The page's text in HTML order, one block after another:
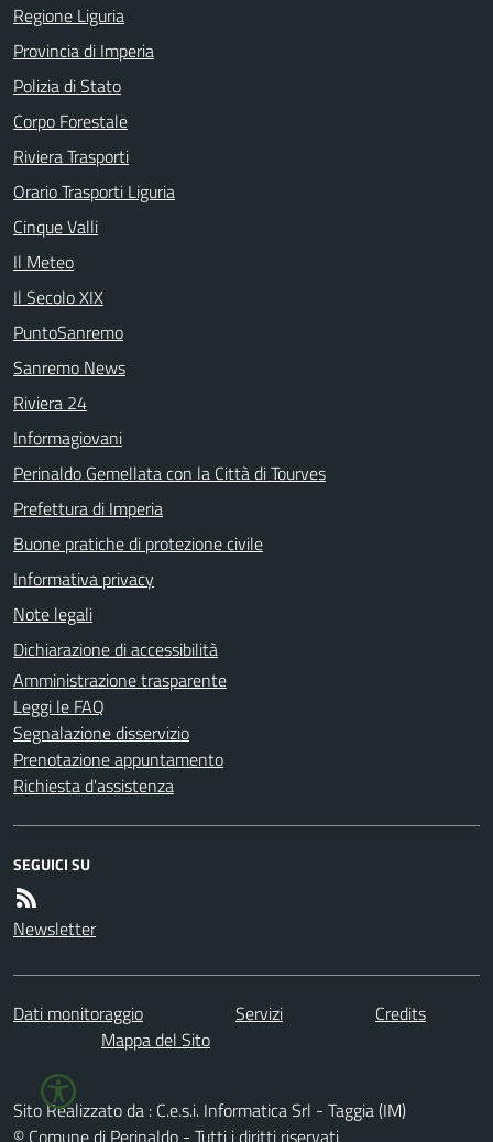
Regione Liguria
Provincia di Imperia
Polizia di Stato
Corpo Forestale
Riviera Trasporti
Orario Trasporti Liguria
Cinque Valli
Il Meteo
Il Secolo XIX
PuntoSanremo
Sanremo News
Riviera 24
Informagiovani
Perinaldo Gemellata con la Città di Tourves
Prefettura di Imperia
Buone pratiche di protezione civile
Informativa privacy
Note legali
Dichiarazione di accessibilità
Amministrazione trasparente
Leggi le FAQ
Segnalazione disservizio
Prenotazione appuntamento
Richiesta d'assistenza
SEGUICI SU
Newsletter
Dati monitoraggio Servizi
Credits
Mappa del Sito
Sito Realizzato da : C.e.s.i. Informatica Srl - Taggia (IM)
© Comune di Perinaldo - Tutti i diritti riservati